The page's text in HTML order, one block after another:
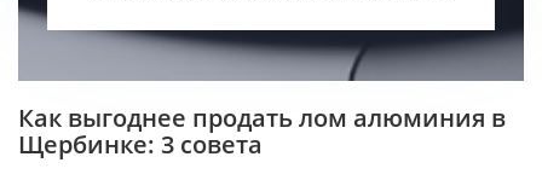
Как выгоднее продать лом алюминия в
Щербинке: 3 совета